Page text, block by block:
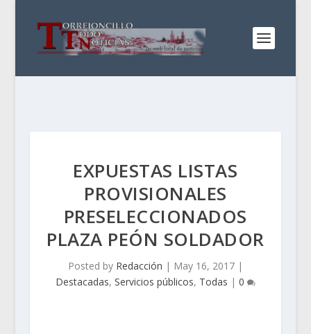
EXPUESTAS LISTAS
PROVISIONALES
PRESELECCIONADOS
PLAZA PEÓN SOLDADOR
Posted by Redacción | May 16, 2017|
Destacadas, Servicios públicos, Todas | 0